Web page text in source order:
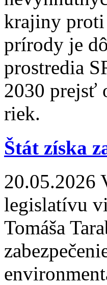
krajiny
prírody je
prostredia
2030 prejsť
riek.
Štát získa
20.05.2026
legislatívu
Tomáša